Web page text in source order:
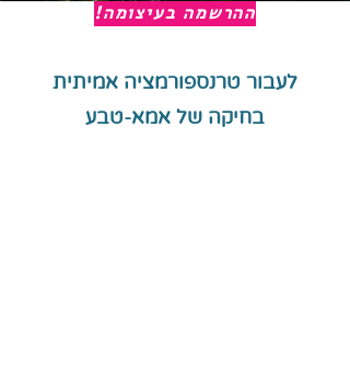
ההרשמה בעיצומה!
לעבור טרנספורמציה אמיתית
בחיקה של אמא-טבע